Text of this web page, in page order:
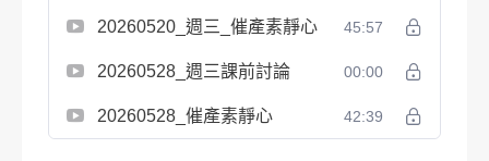
20260520_週三_催產素靜心 45:57
20260528_週三課前討論 00:00
20260528_催產素靜心 42:39